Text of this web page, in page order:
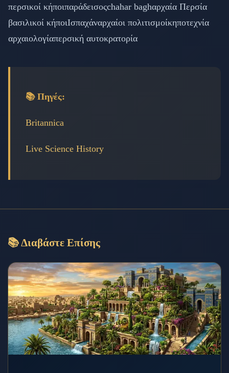
περσικοί κήποιπαράδεισοςchahar baghαρχαία Περσία
βασιλικοί κήποιΙσπαχάναρχαίοι πολιτισμοίκηποτεχνία
αρχαιολογίαπερσική αυτοκρατορία
📚 Πηγές:
Britannica
Live Science History
📚 Διαβάστε Επίσης